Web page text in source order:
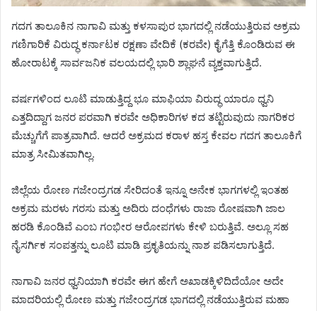
ಗದಗ ತಾಲೂಕಿನ ನಾಗಾವಿ ಮತ್ತು ಕಳಸಾಪುರ ಭಾಗದಲ್ಲಿ ನಡೆಯುತ್ತಿರುವ ಅಕ್ರಮ
ಗಣಿಗಾರಿಕೆ ವಿರುದ್ಧ ಕರ್ನಾಟಕ ರಕ್ಷಣಾ ವೇದಿಕೆ (ಕರವೇ) ಕೈಗೆತ್ತಿ ಕೊಂಡಿರುವ ಈ
ಹೋರಾಟಕ್ಕೆ ಸಾರ್ವಜನಿಕ ವಲಯದಲ್ಲಿ ಭಾರಿ ಶ್ಲಾಘನೆ ವ್ಯಕ್ತವಾಗುತ್ತಿದೆ.
ವರ್ಷಗಳಿಂದ ಲೂಟಿ ಮಾಡುತ್ತಿದ್ದ ಭೂ ಮಾಫಿಯಾ ವಿರುದ್ಧ ಯಾರೂ ಧ್ವನಿ
ಎತ್ತದಿದ್ದಾಗ ಜನರ ಪರವಾಗಿ ಕರವೇ ಅಧಿಕಾರಿಗಳ ಕದ ತಟ್ಟಿರುವುದು ನಾಗರಿಕರ
ಮೆಚ್ಚುಗೆಗೆ ಪಾತ್ರವಾಗಿದೆ. ಆದರೆ ಅಕ್ರಮದ ಕರಾಳ ಹಸ್ತ ಕೇವಲ ಗದಗ ತಾಲೂಕಿಗೆ
ಮಾತ್ರ ಸೀಮಿತವಾಗಿಲ್ಲ.
ಜಿಲ್ಲೆಯ ರೋಣ ಗಜೇಂದ್ರಗಡ ಸೇರಿದಂತೆ ಇನ್ನೂ ಅನೇಕ ಭಾಗಗಳಲ್ಲಿ ಇಂತಹ
ಅಕ್ರಮ ಮರಳು ಗರಸು ಮತ್ತು ಅದಿರು ದಂಧೆಗಳು ರಾಜಾ ರೋಷವಾಗಿ ಜಾಲ
ಹರಡಿ ಕೊಂಡಿವೆ ಎಂಬ ಗಂಭೀರ ಆರೋಪಗಳು ಕೇಳಿ ಬರುತ್ತಿವೆ. ಅಲ್ಲೂ ಸಹ
ನೈಸರ್ಗಿಕ ಸಂಪತ್ತನ್ನು ಲೂಟಿ ಮಾಡಿ ಪ್ರಕೃತಿಯನ್ನು ನಾಶ ಪಡಿಸಲಾಗುತ್ತಿದೆ.
ನಾಗಾವಿ ಜನರ ಧ್ವನಿಯಾಗಿ ಕರವೇ ಈಗ ಹೇಗೆ ಅಖಾಡಕ್ಕಿಳಿದಿದೆಯೋ ಅದೇ
ಮಾದರಿಯಲ್ಲಿ ರೋಣ ಮತ್ತು ಗಜೇಂದ್ರಗಡ ಭಾಗದಲ್ಲಿ ನಡೆಯುತ್ತಿರುವ ಮಹಾ